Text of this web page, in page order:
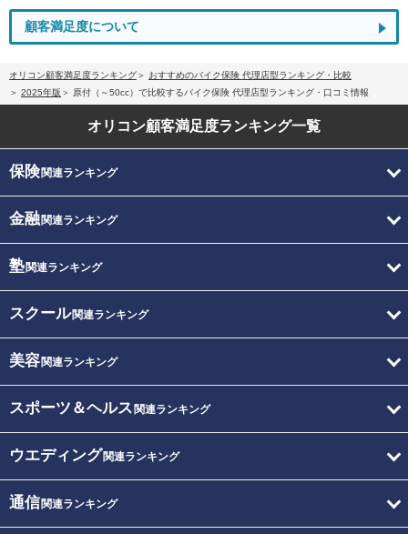
顧客満足度について
オリコン顧客満足度ランキング
おすすめのバイク保険 代理店型ランキング・比較
2025年版
原付（～50cc）で比較するバイク保険 代理店型ランキング・口コミ情報
オリコン顧客満足度ランキング一覧
保険関連ランキング
金融関連ランキング
塾関連ランキング
スクール関連ランキング
美容関連ランキング
スポーツ＆ヘルス 関連ランキング
ウエディング関連ランキング
通信関連ランキング